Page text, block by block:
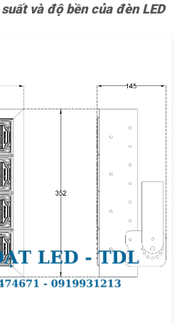
và độ bền của đèn LED